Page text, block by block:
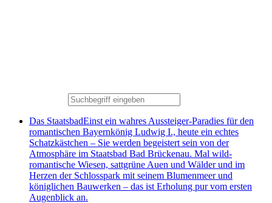
Das StaatsbadEinst ein wahres Aussteiger-Paradies für den
romantischen Bayernkönig Ludwig I., heute ein echtes
Schatzkästchen – Sie werden begeistert sein von der
Atmosphäre im Staatsbad Bad Brückenau. Mal wild-
romantische Wiesen, sattgrüne Auen und Wälder und im
Herzen der Schlosspark mit seinem Blumenmeer und
königlichen Bauwerken – das ist Erholung pur vom ersten
Augenblick an.